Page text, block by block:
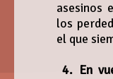
asesinos
los
el que
4. En